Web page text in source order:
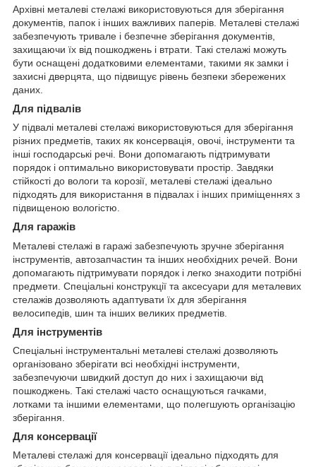
Архівні металеві стелажі використовуються для зберігання
документів, папок і інших важливих паперів. Металеві стелажі
забезпечують тривале і безпечне зберігання документів,
захищаючи їх від пошкоджень і втрати. Такі стелажі можуть
бути оснащені додатковими елементами, такими як замки і
захисні дверцята, що підвищує рівень безпеки збережених
даних.
Для підвалів
У підвалі металеві стелажі використовуються для зберігання
різних предметів, таких як консервація, овочі, інструменти та
інші господарські речі. Вони допомагають підтримувати
порядок і оптимально використовувати простір. Завдяки
стійкості до вологи та корозії, металеві стелажі ідеально
підходять для використання в підвалах і інших приміщеннях з
підвищеною вологістю.
Для гаражів
Металеві стелажі в гаражі забезпечують зручне зберігання
інструментів, автозапчастин та інших необхідних речей. Вони
допомагають підтримувати порядок і легко знаходити потрібні
предмети. Спеціальні конструкції та аксесуари для металевих
стелажів дозволяють адаптувати їх для зберігання
велосипедів, шин та інших великих предметів.
Для інструментів
Спеціальні інструментальні металеві стелажі дозволяють
організовано зберігати всі необхідні інструменти,
забезпечуючи швидкий доступ до них і захищаючи від
пошкоджень. Такі стелажі часто оснащуються гачками,
лотками та іншими елементами, що полегшують організацію
зберігання.
Для консервації
Металеві стелажі для консервації ідеально підходять для